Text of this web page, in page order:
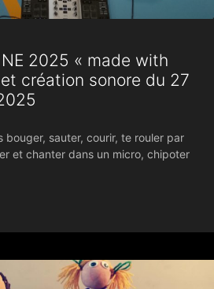
2025 « made with
création sonore du 27
bouger, sauter, courir, te rouler par
et chanter dans un micro, chipoter